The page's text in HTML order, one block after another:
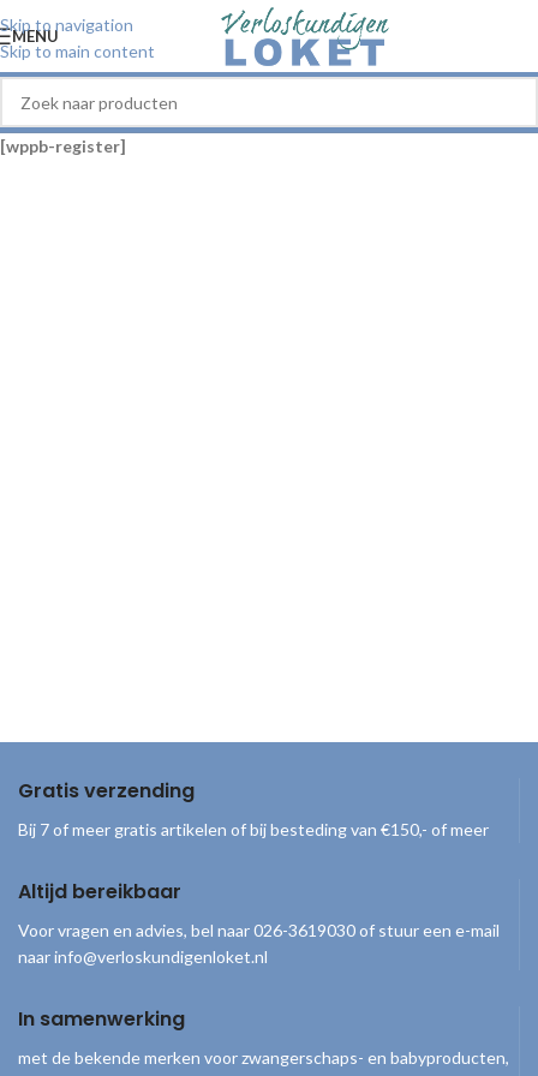
Skip to navigation
Skip to main content
MENU
[wppb-register]
Gratis verzending
Bij 7 of meer gratis artikelen of bij besteding van €150,- of meer
Altijd bereikbaar
Voor vragen en advies, bel naar 026-3619030 of stuur een e-mail
naar info@verloskundigenloket.nl
In samenwerking
met de bekende merken voor zwangerschaps- en babyproducten,